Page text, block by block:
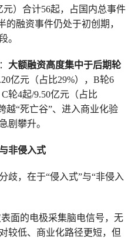
）合计56起，占国内总事件
的融资事件仍处于初创期，
。
大额融资高度集中于后期轮
亿元（占比29%），B轮6
轮4起/9.50亿元（占比
越“死亡谷”、进入商业化验
剧攀升。
非侵入式
歧，在于“侵入式”与“非侵入
面的电极采集脑电信号，无
较低、商业化路径更短，但